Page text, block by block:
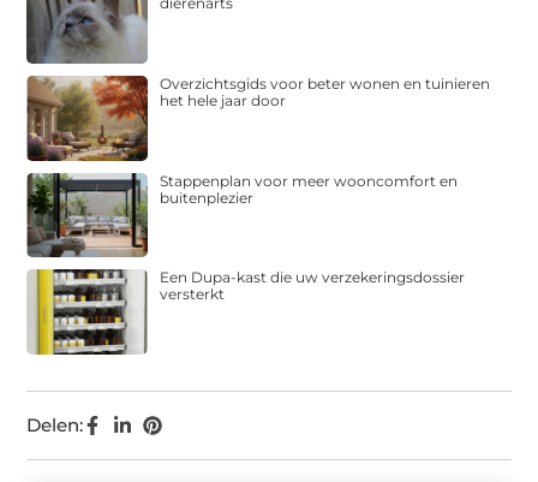
Delen:
Overzichtsgids voor beter wonen en tuinieren
het hele jaar door
Stappenplan voor meer wooncomfort en
buitenplezier
Een Dupa-kast die uw verzekeringsdossier
versterkt